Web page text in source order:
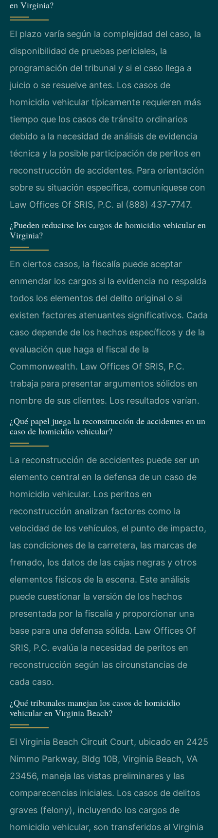
en Virginia?
El plazo varía según la complejidad del caso, la
disponibilidad de pruebas periciales, la
programación del tribunal y si el caso llega a
juicio o se resuelve antes. Los casos de
homicidio vehicular típicamente requieren más
tiempo que los casos de tránsito ordinarios
debido a la necesidad de análisis de evidencia
técnica y la posible participación de peritos en
reconstrucción de accidentes. Para orientación
sobre su situación específica, comuníquese con
Law Offices Of SRIS, P.C. al (888) 437-7747.
¿Pueden reducirse los cargos de homicidio vehicular en
Virginia?
En ciertos casos, la fiscalía puede aceptar
enmendar los cargos si la evidencia no respalda
todos los elementos del delito original o si
existen factores atenuantes significativos. Cada
caso depende de los hechos específicos y de la
evaluación que haga el fiscal de la
Commonwealth. Law Offices Of SRIS, P.C.
trabaja para presentar argumentos sólidos en
nombre de sus clientes. Los resultados varían.
¿Qué papel juega la reconstrucción de accidentes en un
caso de homicidio vehicular?
La reconstrucción de accidentes puede ser un
elemento central en la defensa de un caso de
homicidio vehicular. Los peritos en
reconstrucción analizan factores como la
velocidad de los vehículos, el punto de impacto,
las condiciones de la carretera, las marcas de
frenado, los datos de las cajas negras y otros
elementos físicos de la escena. Este análisis
puede cuestionar la versión de los hechos
presentada por la fiscalía y proporcionar una
base para una defensa sólida. Law Offices Of
SRIS, P.C. evalúa la necesidad de peritos en
reconstrucción según las circunstancias de
cada caso.
¿Qué tribunales manejan los casos de homicidio
vehicular en Virginia Beach?
El Virginia Beach Circuit Court, ubicado en 2425
Nimmo Parkway, Bldg 10B, Virginia Beach, VA
23456, maneja las vistas preliminares y las
comparecencias iniciales. Los casos de delitos
graves (felony), incluyendo los cargos de
homicidio vehicular, son transferidos al Virginia